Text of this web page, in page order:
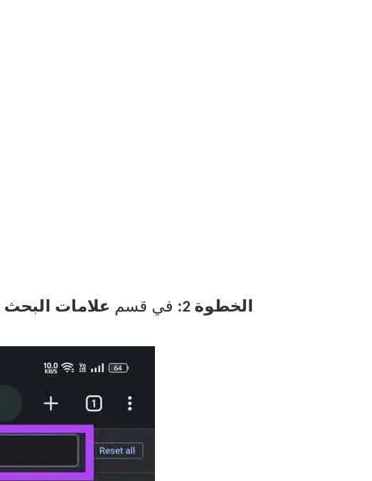
الخطوة 2: في قسم علامات البحث